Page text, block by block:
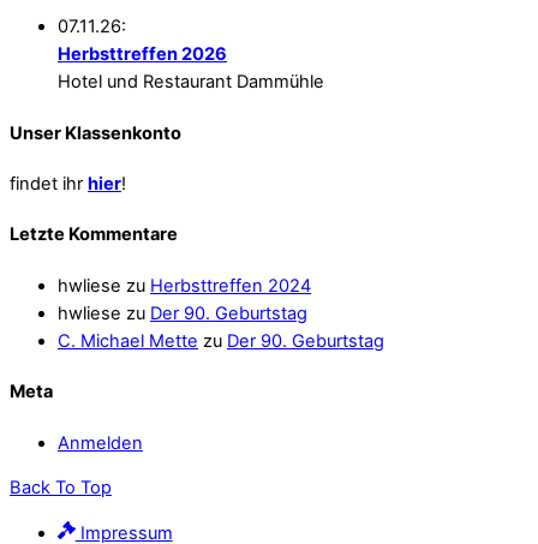
07.11.26:
Herbsttreffen 2026
Hotel und Restaurant Dammühle
Unser Klassenkonto
findet ihr hier!
Letzte Kommentare
hwliese zu Herbsttreffen 2024
hwliese zu Der 90. Geburtstag
C. Michael Mette zu Der 90. Geburtstag
Meta
Anmelden
Back To Top
Impressum